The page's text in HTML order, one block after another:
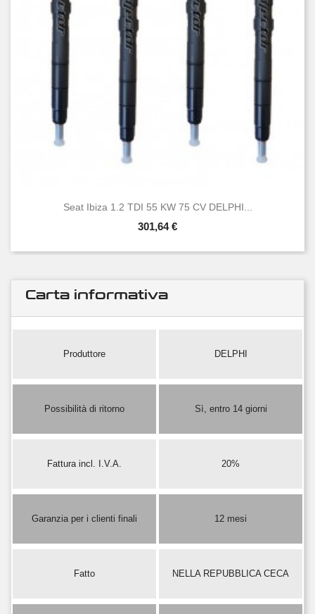
Seat Ibiza 1.2 TDI 55 KW 75 CV DELPHI...
301,64 €
Carta informativa
Produttore DELPHI
Possibilità di ritorno Sì, entro 14 giorni
Fattura incl. I.V.A. 20%
Garanzia per i clienti finali 12 mesi
Fatto NELLA REPUBBLICA CECA